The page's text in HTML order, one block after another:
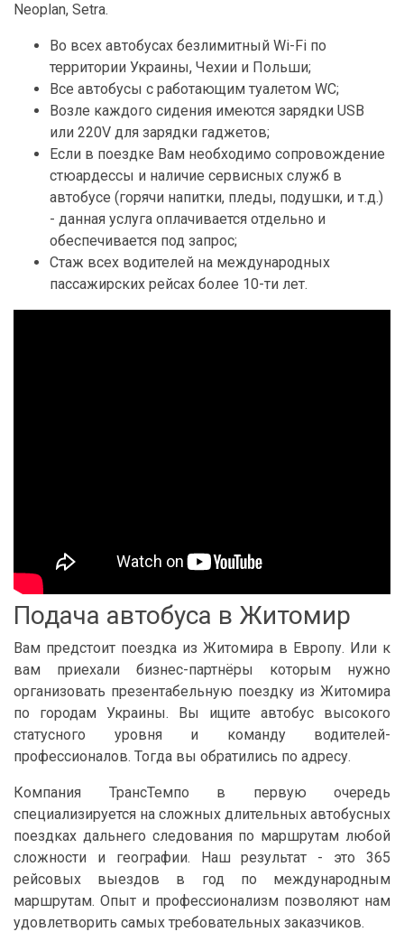
Neoplan, Setra.
Во всех автобусах безлимитный Wi-Fi по
территории Украины, Чехии и Польши;
Все автобусы с работающим туалетом WC;
Возле каждого сидения имеются зарядки USB
или 220V для зарядки гаджетов;
Если в поездке Вам необходимо сопровождение
стюардессы и наличие сервисных служб в
автобусе (горячи напитки, пледы, подушки, и т.д.)
- данная услуга оплачивается отдельно и
обеспечивается под запрос;
Стаж всех водителей на международных
пассажирских рейсах более 10-ти лет.
Подача автобуса в Житомир
Вам предстоит поездка из Житомира в Европу. Или к
вам приехали бизнес-партнёры которым нужно
организовать презентабельную поездку из Житомира
по городам Украины. Вы ищите автобус высокого
статусного уровня и команду водителей-
профессионалов. Тогда вы обратились по адресу.
Компания ТрансТемпо в первую очередь
специализируется на сложных длительных автобусных
поездках дальнего следования по маршрутам любой
сложности и географии. Наш результат - это 365
рейсовых выездов в год по международным
маршрутам. Опыт и профессионализм позволяют нам
удовлетворить самых требовательных заказчиков.